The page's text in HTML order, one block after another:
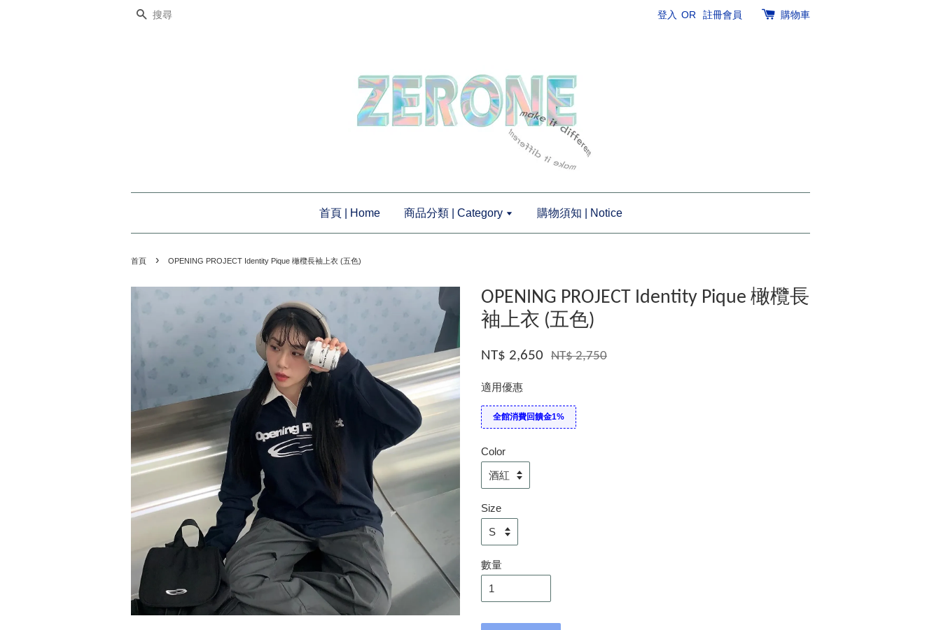
搜尋 登入 OR 註冊會員 購物車
首頁 | Home 商品分類 | Category 購物須知 | Notice
首頁 › OPENING PROJECT Identity Pique 橄欖長袖上衣 (五色)
OPENING PROJECT Identity Pique 橄欖長
袖上衣 (五色)
NT$ 2,650 NT$ 2,750
適用優惠
全館消費回饋金1%
Color
Size
數量